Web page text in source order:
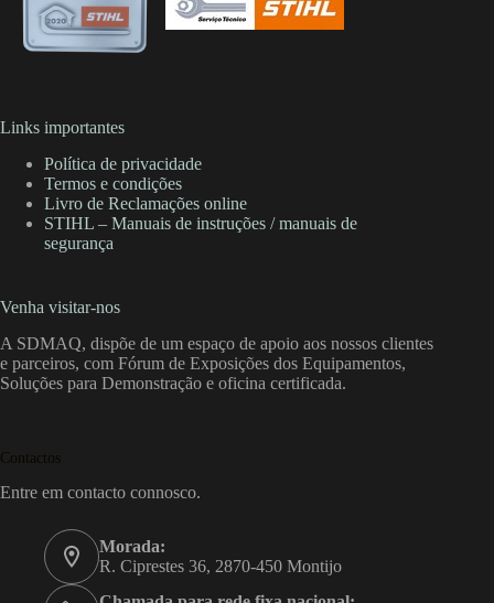
Links importantes
Política de privacidade
Termos e condições
Livro de Reclamações online
STIHL – Manuais de instruções / manuais de
segurança
Venha visitar-nos
A SDMAQ, dispõe de um espaço de apoio aos nossos clientes
e parceiros, com Fórum de Exposições dos Equipamentos,
Soluções para Demonstração e oficina certificada.
Contactos
Entre em contacto connosco.
Morada:
R. Ciprestes 36, 2870-450 Montijo